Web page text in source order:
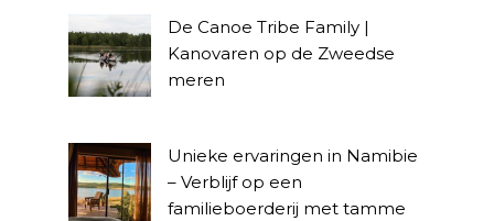
De Canoe Tribe Family |
Kanovaren op de Zweedse
meren
Unieke ervaringen in Namibie
– Verblijf op een
familieboerderij met tamme